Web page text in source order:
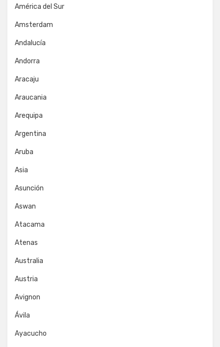
América del Sur
Amsterdam
Andalucía
Andorra
Aracaju
Araucania
Arequipa
Argentina
Aruba
Asia
Asunción
Aswan
Atacama
Atenas
Australia
Austria
Avignon
Ávila
Ayacucho